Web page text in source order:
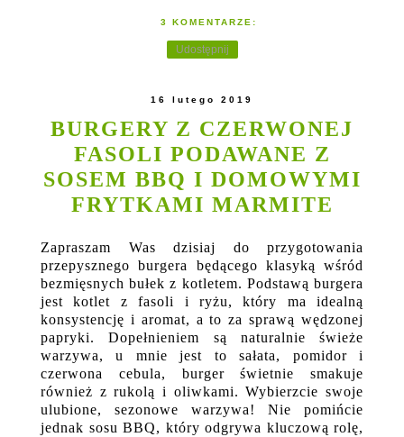
3 KOMENTARZE:
Udostępnij
16 lutego 2019
BURGERY Z CZERWONEJ
FASOLI PODAWANE Z
SOSEM BBQ I DOMOWYMI
FRYTKAMI MARMITE
Zapraszam Was dzisiaj do przygotowania
przepysznego burgera będącego klasyką wśród
bezmięsnych bułek z kotletem. Podstawą burgera
jest kotlet z fasoli i ryżu, który ma idealną
konsystencję i aromat, a to za sprawą wędzonej
papryki. Dopełnieniem są naturalnie świeże
warzywa, u mnie jest to sałata, pomidor i
czerwona cebula, burger świetnie smakuje
również z rukolą i oliwkami. Wybierzcie swoje
ulubione, sezonowe warzywa! Nie pomińcie
jednak sosu BBQ, który odgrywa kluczową rolę,